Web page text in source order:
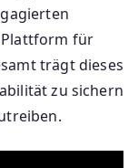
für
trägt dieses
zu sichern